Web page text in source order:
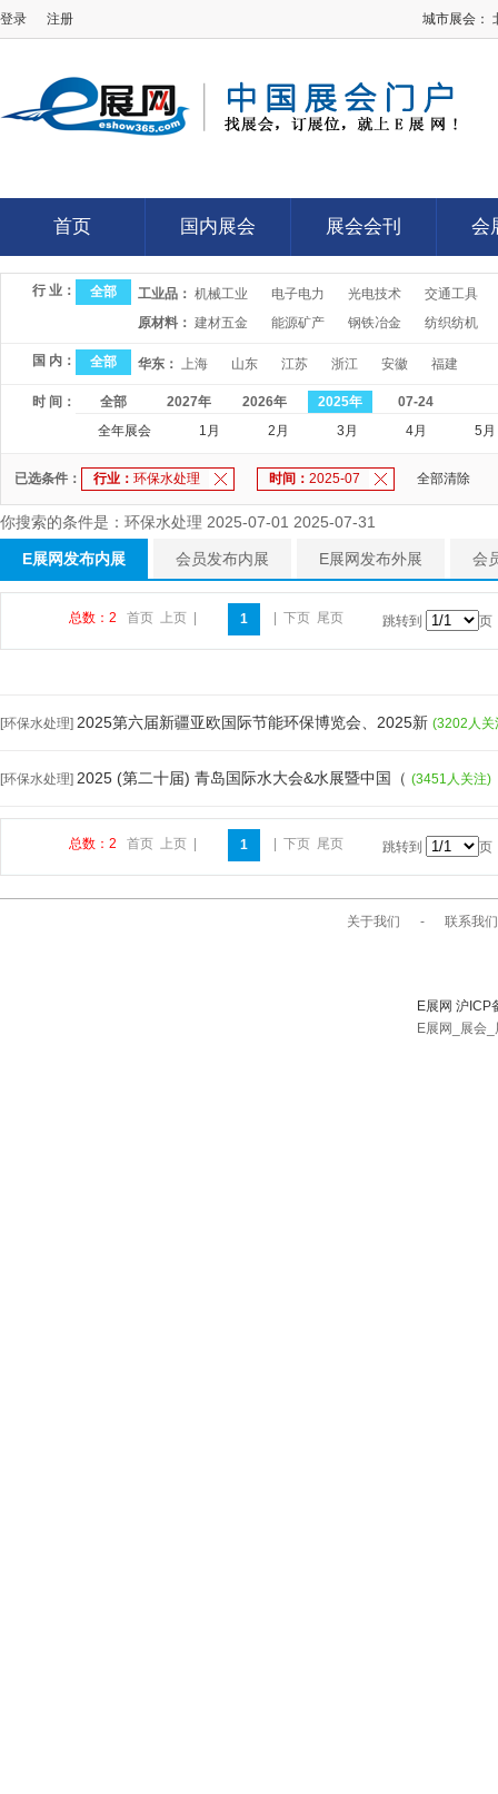
登录 注册 城市展会：
首页
首页
国内展会
国内展会
展会会刊
展会会刊
会
会
行 业： 全部 工业品： 机械工业 电子电力 光电技术
交通工具
原材料： 建材五金 能源矿产 钢铁冶金 纺织纺机
国 内： 全部 华东： 上海 山东 江苏 浙江 安徽 福建
时 间： 全部 2027年 2026年 2025年
07-24
全年展会
1月 2月 3月 4月 5月
已选条件： 行业： 环保水处理 时间： 2025-07 全部清除
你搜索的条件是：环保水处理 2025-07-01 2025-07-31
E展网发布内展 会员发布内展 E展网发布外展 会
总数：2 首页 上页 1 下页 尾页 跳转到 页
[环保水处理] 2025第六届新疆亚欧国际节能环保博览会、2025新 (3202人关
[环保水处理] 2025 (第二十届) 青岛国际水大会&水展暨中国（ (3451人关注)
总数：2 首页 上页 1 下页 尾页 跳转到 页
关于我们 - 联系我们
E展网 沪
E展网_展会